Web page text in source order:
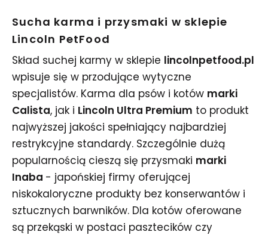
Sucha karma i przysmaki w sklepie
Lincoln PetFood
Skład suchej karmy w sklepie lincolnpetfood.pl
wpisuje się w przodujące wytyczne
specjalistów. Karma dla psów i kotów marki
Calista, jak i Lincoln Ultra Premium to produkt
najwyższej jakości spełniający najbardziej
restrykcyjne standardy. Szczególnie dużą
popularnością cieszą się przysmaki marki
Inaba - japońskiej firmy oferującej
niskokaloryczne produkty bez konserwantów i
sztucznych barwników. Dla kotów oferowane
są przekąski w postaci pasztecików czy